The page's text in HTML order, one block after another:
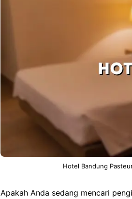
Hotel Bandung
Apakah Anda sedang mencari